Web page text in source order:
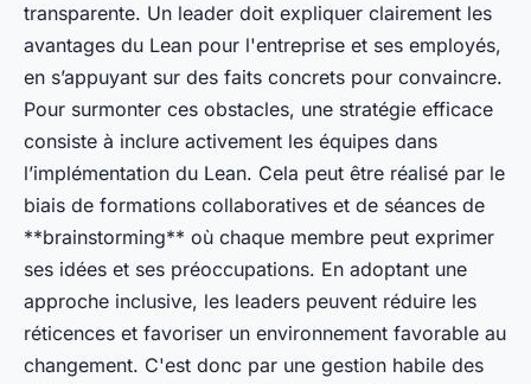
transparente. Un leader doit expliquer clairement les
avantages du Lean pour l'entreprise et ses employés,
en s’appuyant sur des faits concrets pour convaincre.
Pour surmonter ces obstacles, une stratégie efficace
consiste à inclure activement les équipes dans
l’implémentation du Lean. Cela peut être réalisé par le
biais de formations collaboratives et de séances de
**brainstorming** où chaque membre peut exprimer
ses idées et ses préoccupations. En adoptant une
approche inclusive, les leaders peuvent réduire les
réticences et favoriser un environnement favorable au
changement. C'est donc par une gestion habile des